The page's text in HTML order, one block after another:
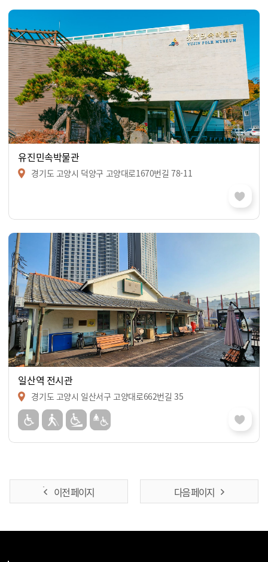
유진민속박물관
경기도 고양시 덕양구 고양대로1670번길 78-11
일산역 전시관
경기도 고양시 일산서구 고양대로662번길 35
이전 페이지 다음 페이지